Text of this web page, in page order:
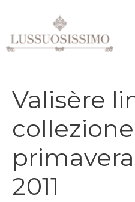
contenuto
Valisère
collezione
2011